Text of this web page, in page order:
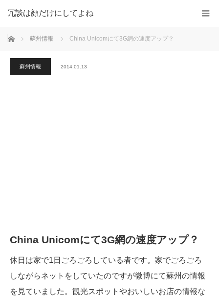
冗談は顔だけにしてよね
ホーム 蘇州情報 China Unicomにて3G網の速度アップ？
蘇州情報 2014.01.13
China Unicomにて3G網の速度アップ？
休日は家で1日ごろごろしている者です。家でごろごろ
しながらネットをしていたのですが微博にて蘇州の情報
を見ていました。観光スポットやおいしいお店の情報な